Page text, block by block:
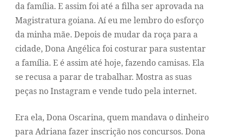
da família. E assim foi até a filha ser aprovada na
Magistratura goiana. Aí eu me lembro do esforço
da minha mãe. Depois de mudar da roça para a
cidade, Dona Angélica foi costurar para sustentar
a família. E é assim até hoje, fazendo camisas. Ela
se recusa a parar de trabalhar. Mostra as suas
peças no Instagram e vende tudo pela internet.
Era ela, Dona Oscarina, quem mandava o dinheiro
para Adriana fazer inscrição nos concursos. Dona